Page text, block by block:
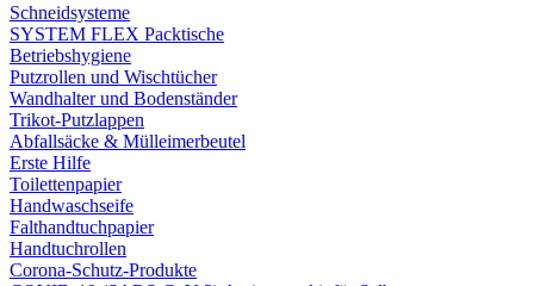
Schneidsysteme
SYSTEM FLEX Packtische
Betriebshygiene
Putzrollen und Wischtücher
Wandhalter und Bodenständer
Trikot-Putzlappen
Abfallsäcke & Mülleimerbeutel
Erste Hilfe
Toilettenpapier
Handwaschseife
Falthandtuchpapier
Handtuchrollen
Corona-Schutz-Produkte